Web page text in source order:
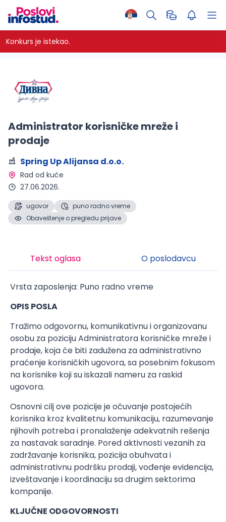
Konkurs je istekao.
Administrator korisničke mreže i
prodaje
Spring Up Alijansa d.o.o.
Rad od kuće
27.06.2026.
ugovor
puno radno vreme
Obaveštenje o pregledu prijave
Tekst oglasa O poslodavcu
Vrsta zaposlenja: Puno radno vreme
OPIS POSLA
Tražimo odgovornu, komunikativnu i organizovanu
osobu za poziciju Administratora korisničke mreže i
prodaje, koja će biti zadužena za administrativno
praćenje korisničkih ugovora, sa posebnim fokusom
na korisnike koji su iskazali nameru za raskid
ugovora.
Osnovni cilj ove pozicije je očuvanje postojećih
korisnika kroz kvalitetnu komunikaciju, razumevanje
njihovih potreba i pronalaženje adekvatnih rešenja
za nastavak saradnje. Pored aktivnosti vezanih za
zadržavanje korisnika, pozicija obuhvata i
administrativnu podršku prodaji, vođenje evidencija,
izveštavanje i koordinaciju sa drugim sektorima
kompanije.
KLJUČNE ODGOVORNOSTI